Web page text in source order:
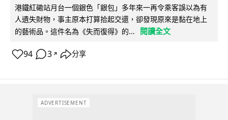
港鐵紅磡站月台一個銀色「銀包」多年來一再令乘客誤以為有
人遺失財物，事主原本打算拾起交還，卻發現原來是黏在地上
的藝術品。這件名為《失而復得》的...
閱讀全文
94 3 ↗ 分享
ADVERTISEMENT